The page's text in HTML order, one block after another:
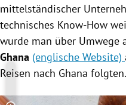
mittelständischer
technisches Know-How
wurde man über Umwege
Ghana (englische Website)
Reisen nach Ghana folgten.